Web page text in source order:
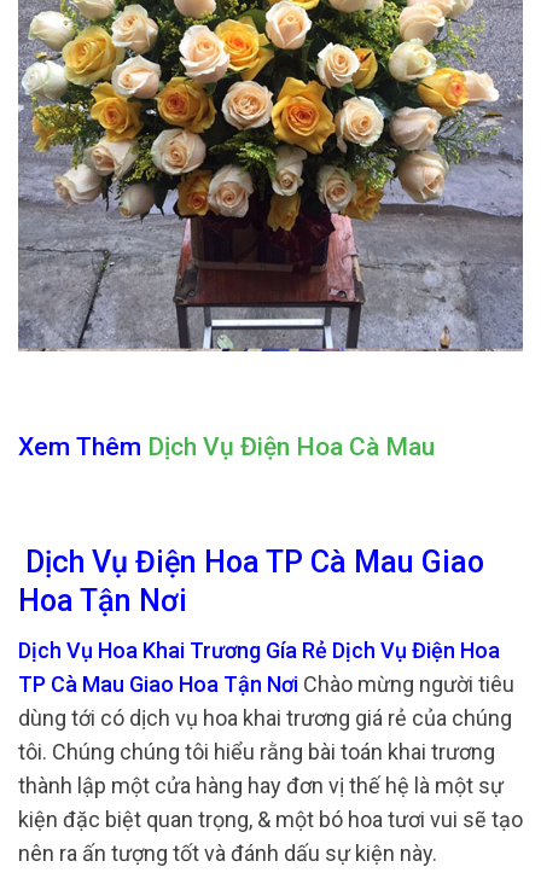
Xem Thêm Dịch Vụ Điện Hoa Cà Mau
Dịch Vụ Điện Hoa TP Cà Mau Giao
Hoa Tận Nơi
Dịch Vụ Hoa Khai Trương Gía Rẻ Dịch Vụ Điện Hoa
TP Cà Mau Giao Hoa Tận Nơi Chào mừng người tiêu
dùng tới có dịch vụ hoa khai trương giá rẻ của chúng
tôi. Chúng chúng tôi hiểu rằng bài toán khai trương
thành lập một cửa hàng hay đơn vị thế hệ là một sự
kiện đặc biệt quan trọng, & một bó hoa tươi vui sẽ tạo
nên ra ấn tượng tốt và đánh dấu sự kiện này.